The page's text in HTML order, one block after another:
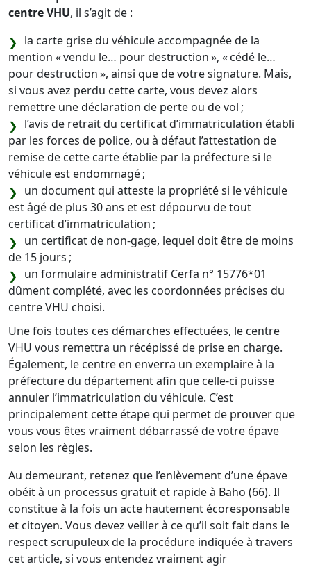
centre VHU, il s’agit de :
la carte grise du véhicule accompagnée de la
mention « vendu le… pour destruction », « cédé le…
pour destruction », ainsi que de votre signature. Mais,
si vous avez perdu cette carte, vous devez alors
remettre une déclaration de perte ou de vol ;
l’avis de retrait du certificat d’immatriculation établi
par les forces de police, ou à défaut l’attestation de
remise de cette carte établie par la préfecture si le
véhicule est endommagé ;
un document qui atteste la propriété si le véhicule
est âgé de plus 30 ans et est dépourvu de tout
certificat d’immatriculation ;
un certificat de non-gage, lequel doit être de moins
de 15 jours ;
un formulaire administratif Cerfa n° 15776*01
dûment complété, avec les coordonnées précises du
centre VHU choisi.
Une fois toutes ces démarches effectuées, le centre
VHU vous remettra un récépissé de prise en charge.
Également, le centre en enverra un exemplaire à la
préfecture du département afin que celle-ci puisse
annuler l’immatriculation du véhicule. C’est
principalement cette étape qui permet de prouver que
vous vous êtes vraiment débarrassé de votre épave
selon les règles.
Au demeurant, retenez que l’enlèvement d’une épave
obéit à un processus gratuit et rapide à Baho (66). Il
constitue à la fois un acte hautement écoresponsable
et citoyen. Vous devez veiller à ce qu’il soit fait dans le
respect scrupuleux de la procédure indiquée à travers
cet article, si vous entendez vraiment agir